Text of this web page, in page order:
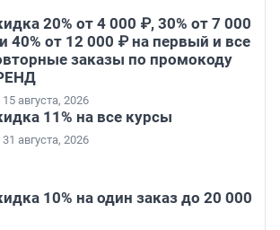
20% от 4 000 ₽, 30% от 7 000
40% от 12 000 ₽ на первый и все
заказы по промокоду
августа, 2026
11% на все курсы
августа, 2026
10% на один заказ до 20 000